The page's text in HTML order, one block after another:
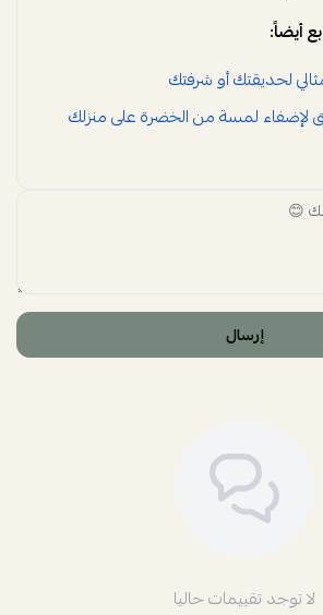
أيضاً:
لحديقتك أو شرفتك
لإضفاء لمسة من الخضرة على منزلك
إرسال
لا توجد تقييمات حاليا